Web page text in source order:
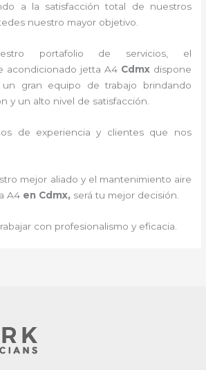
a la satisfacción total de nuestros
nuestro mayor objetivo.
portafolio de servicios, el
acondicionado jetta A4Cdmxdispone
gran equipo de trabajo brindando
y un alto nivel de satisfacción.
de experiencia y clientes que nos
mejor aliado y el mantenimiento aire
A4 en Cdmx, será tu mejor decisión.
con profesionalismo y eficacia.